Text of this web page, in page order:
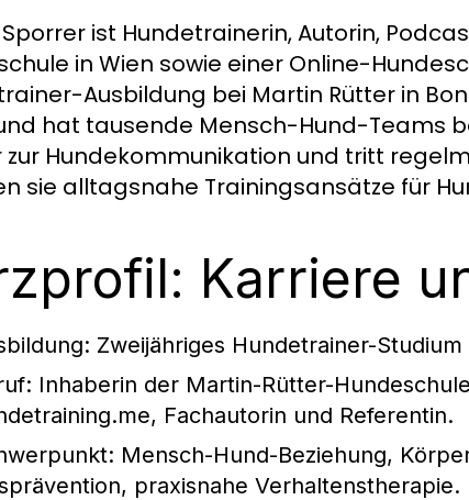
ist Hundetrainerin, Autorin,
in Wien sowie einer Online-
Ausbildung bei Martin Rütter in
hat tausende Mensch-Hund-Teams
zur Hundekommunikation und tritt
sie alltagsnahe Trainingsansätze für
Karriere
Zweijähriges Hundetrainer-
Inhaberin der Martin-Rütter-
Fachautorin und Referentin.
Mensch-Hund-Beziehung,
praxisnahe Verhaltenstherapie.